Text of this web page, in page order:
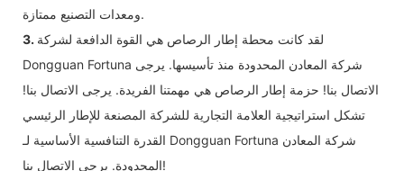
ومعدات التصنيع ممتازة.
3. لقد كانت محطة إطار الرصاص هي القوة الدافعة لشركة
Dongguan Fortuna شركة المعادن المحدودة منذ تأسيسها. يرجى
الاتصال بنا! حزمة إطار الرصاص هي مهمتنا الفريدة. يرجى الاتصال بنا!
تشكل استراتيجية العلامة التجارية للشركة المصنعة للإطار الرئيسي
القدرة التنافسية الأساسية لـ Dongguan Fortuna شركة المعادن
المحدودة. يرجى الاتصال بنا!